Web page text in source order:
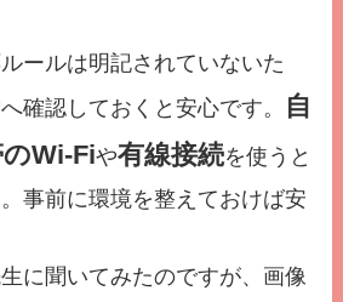
ールは明記されていないた
確認しておくと安心です。
自
Wi-Fiや有線接続を使うと
事前に環境を整えておけば安
に聞いてみたのですが、画像